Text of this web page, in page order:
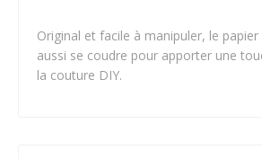
Original et facile à manipuler, le
aussi se coudre pour apporter une
la couture DIY.